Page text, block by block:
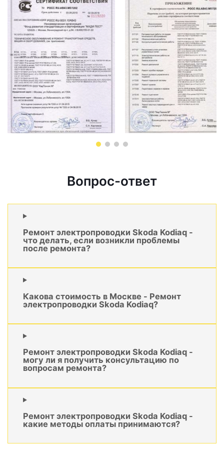
Вопрос-ответ
Ремонт электропроводки Skoda Kodiaq -
что делать, если возникли проблемы
после ремонта?
Какова стоимость в Москве - Ремонт
электропроводки Skoda Kodiaq?
Ремонт электропроводки Skoda Kodiaq -
могу ли я получить консультацию по
вопросам ремонта?
Ремонт электропроводки Skoda Kodiaq -
какие методы оплаты принимаются?